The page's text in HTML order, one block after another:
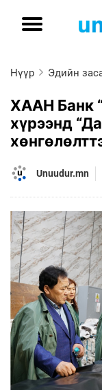
Нүүр Эдийн
ХААН Банк
хүрээнд
Unuudur.mn